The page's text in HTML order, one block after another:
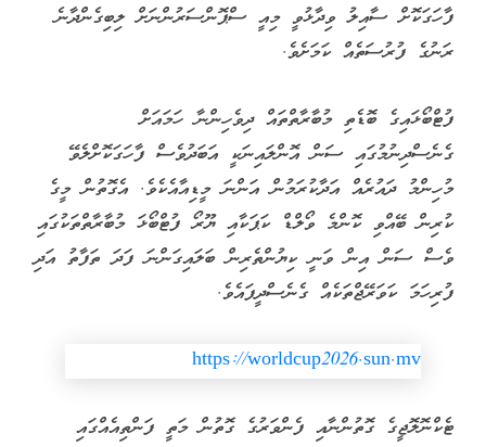
ފާހަގަކޮށް ސާއިލު ވިދާޅުވީ މިއީ ސްޕޮންސަރުންނަށް ލިބިގެންދާނެ
ރަނުގެ ފުރުސަތެއް ކަމަށެވެ.
ފުޓްބޯޅައިގެ ބޮޑެތި މުބާރާތްތައް ދިވެހިންނާ ހަމައަށް
ގެނެސްދިނުމުގައި ސަން އޮންލައިނަކީ އަބަދުވެސް ފާހަގަކޮށްލެވޭ
މުހިންމު ދައުރެއް އަދާކުރަމުން އަންނަ މީޑިއާއެކެވެ. އެގޮތުން މީގެ
ކުރިން ބޭއްވި ކޮންމެ ވޯލްޑް ކަޕަކާއި ޔޫރޯ ފުޓްބޯޅަ މުބާރާތްތަކުގައި
ވެސް ސަން އިން ވަނީ ކިޔުންތެރިން ބަލައިގަންނަ ފަދަ ތަފާތު އަދި
ފުރިހަމަ ކަވަރޭޖްތަކެއް ގެނެސްދީފައެވެ.
https://worldcup2026.sun.mv
ޓެކްނޮލޮޖީގެ ގޮތުންނާއި ފެންވަރުގެ ގޮތުން މަތީ ފަންތިއެއްގައި